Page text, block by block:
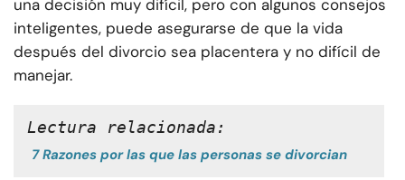
una decisión muy difícil, pero con algunos consejos
inteligentes, puede asegurarse de que la vida
después del divorcio sea placentera y no difícil de
manejar.
Lectura relacionada:
7 Razones por las que las personas se divorcian